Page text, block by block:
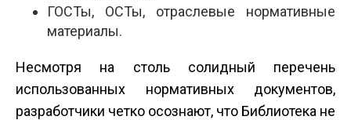
ГОСТы, ОСТы, отраслевые нормативные
материалы.
Несмотря на столь солидный перечень
использованных нормативных документов,
разработчики четко осознают, что Библиотека не